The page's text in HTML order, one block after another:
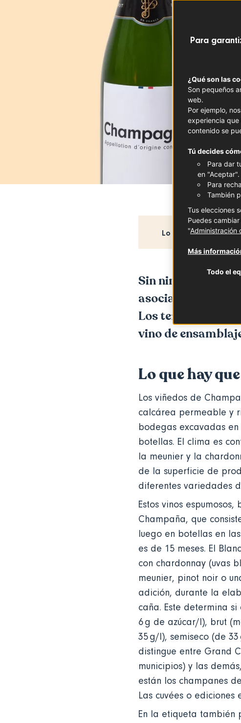
Lo que hay que
Sin ninguna duda,
asocia a las
Los terruños, las
vino de
Lo que hay
Los viñedos de
calcárea permeable y
bodegas excavadas
botellas. El clima es
la meunier y la
de la superficie de
diferentes variedades
Estos vinos
Champaña, que
luego en botellas en
es de 15 meses. El
con chardonnay (uvas
meunier, pinot noir o
adición, durante la
caña. Este determina
6 g de azúcar/l), brut
35 g/l), semiseco (de
distingue entre Grand
municipios) y las
están los champanes
Las cuvées o
En la etiqueta también
Para
¿Qué son las
Son pequeños
web.
Por ejemplo,
experiencia
contenido se
Tú decides
Para dar
en "Aceptar".
Para
También
Tus elecciones
Puedes
"Administración
Más
Todo el